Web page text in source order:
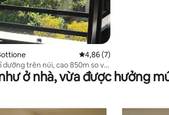
Xếp hạng trung bình 4,86/
4,86 (7)
dưỡng trên núi, cao 850m so với
biển, tầm nhìn ngoạn mục
ở nhà, vừa được hưởng